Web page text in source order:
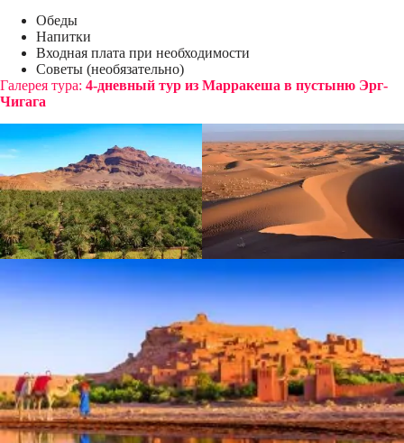
Обеды
Напитки
Входная плата при необходимости
Советы (необязательно)
Галерея тура: 4-дневный тур из Марракеша в пустыню Эрг-
Чигага